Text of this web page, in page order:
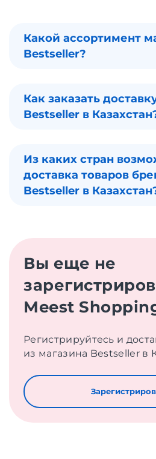
Какой ассортимент
Bestseller?
Как заказать
Bestseller в
Из каких стран
доставка товаров
Bestseller в
Вы еще не
Meest
Регистрируйтесь и
из магазина Bestseller в